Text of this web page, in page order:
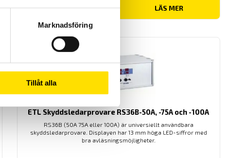
Marknadsföring
Tillåt alla
LÄS MER
ETL Skyddsledarprovare RS36B-50A, -75A och -100A
RS36B (50A 75A eller 100A) är universiellt användbara
skyddsledarprovare. Displayen har 13 mm höga LED-siffror med
bra avläsningsmöjligheter.